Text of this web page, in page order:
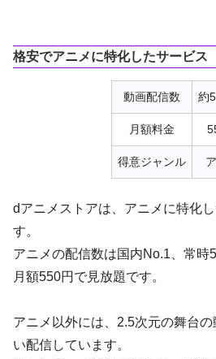
格安でアニメに特化したサービ
動画配信数 約
月額料金
得意ジャンル
dアニメストアは、アニメに特化
す。
アニメの配信数は国内No.1、常時
月額550円で見放題です。
アニメ以外には、2.5次元の舞台
い配信しています。